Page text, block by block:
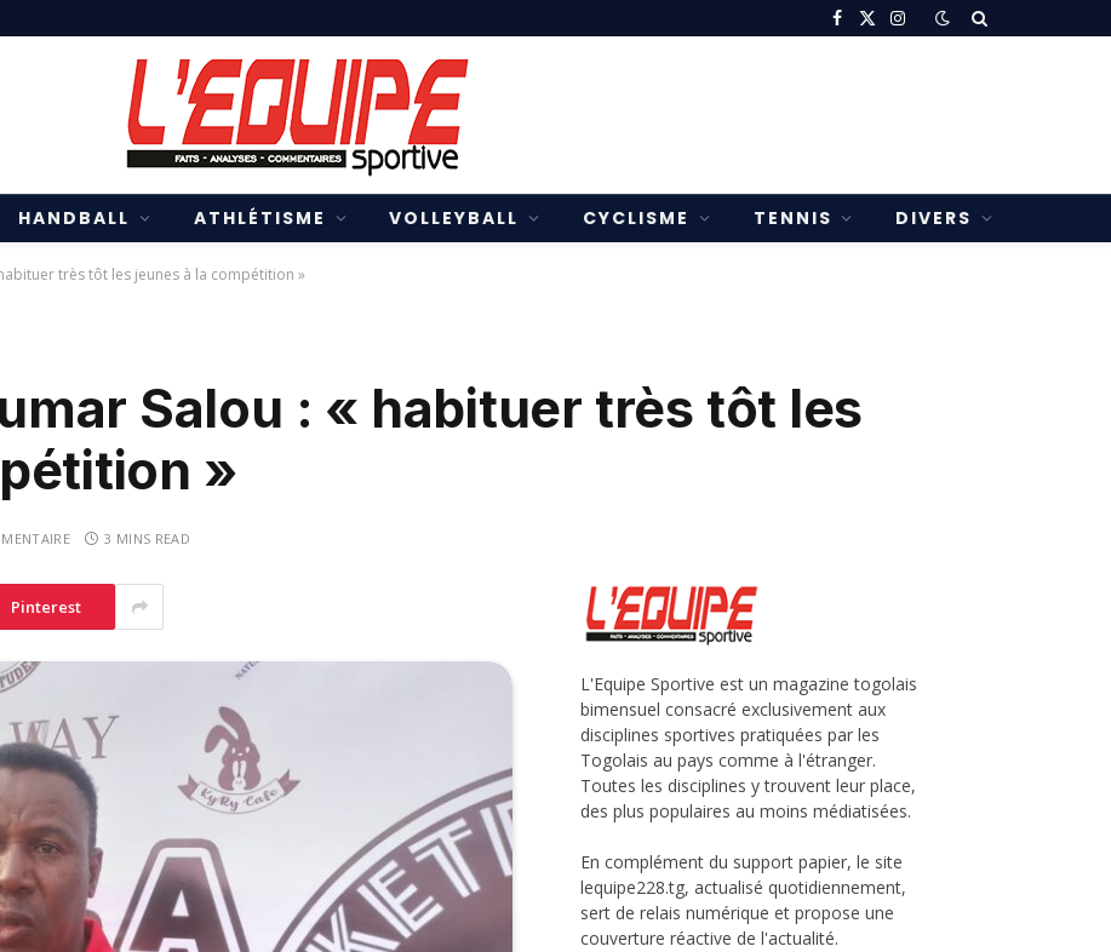
Facebook
X
Instagram
HANDBALL ATHLÉTISME VOLLEYBALL CYCLISME TENNIS DIVERS
très tôt les jeunes à la compétition »
Salou : « habituer très tôt les
»
3 MINS READ
Pinterest
L'Equipe Sportive est un magazine togolais
bimensuel consacré exclusivement aux
disciplines sportives pratiquées par les
Togolais au pays comme à l'étranger.
Toutes les disciplines y trouvent leur place,
des plus populaires au moins médiatisées.
En complément du support papier, le site
lequipe228.tg, actualisé quotidiennement,
sert de relais numérique et propose une
couverture réactive de l'actualité.